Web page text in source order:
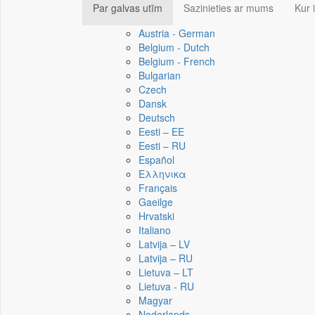
Par galvas utīm Sazinieties ar mums Kur
Austria - German
Belgium - Dutch
Belgium - French
Bulgarian
Czech
Dansk
Deutsch
Eesti – EE
Eesti – RU
Español
Ελληνικα
Français
Gaeilge
Hrvatski
Italiano
Latvija – LV
Latvija – RU
Lietuva – LT
Lietuva - RU
Magyar